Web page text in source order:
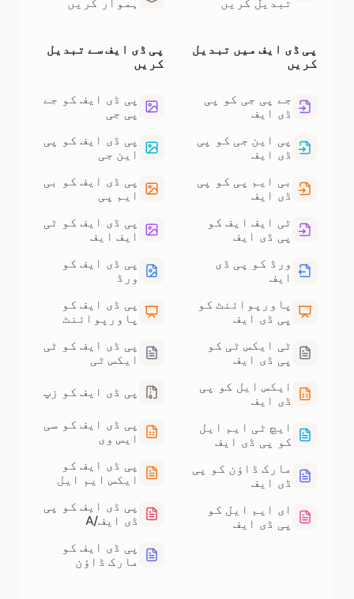
پی ڈی ایف میں تبدیل
کریں
جے پی جی کو پی
ڈی ایف
پی این جی کو پی
ڈی ایف
بی ایم پی کو پی
ڈی ایف
ٹی ایف ایف کو
پی ڈی ایف
ورڈ کو پی ڈی
ایف
پاورپوائنٹ کو
پی ڈی ایف
ٹی ایکس ٹی کو
پی ڈی ایف
ایکس ایل کو پی
ڈی ایف
ایچ ٹی ایم ایل
کو پی ڈی ایف
مارک ڈاؤن کو پی
ڈی ایف
ای ایم ایل کو
پی ڈی ایف
پی ڈی ایف سے تبدیل
کریں
پی ڈی ایف کو جے
پی جی
پی ڈی ایف کو پی
این جی
پی ڈی ایف کو بی
ایم پی
پی ڈی ایف کو ٹی
ایف ایف
پی ڈی ایف کو
ورڈ
پی ڈی ایف کو
پاورپوائنٹ
پی ڈی ایف کو ٹی
ایکس ٹی
پی ڈی ایف کو زپ
پی ڈی ایف کو سی
ایس وی
پی ڈی ایف کو
ایکس ایم ایل
پی ڈی ایف کو پی
ڈی ایف/A
پی ڈی ایف کو
مارک ڈاؤن